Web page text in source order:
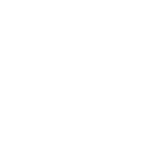
기와지붕 구조로, 산신이 호랑이를 타고 있는